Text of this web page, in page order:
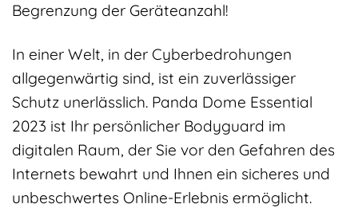
Begrenzung der Geräteanzahl!
In einer Welt, in der Cyberbedrohungen
allgegenwärtig sind, ist ein zuverlässiger
Schutz unerlässlich. Panda Dome Essential
2023 ist Ihr persönlicher Bodyguard im
digitalen Raum, der Sie vor den Gefahren des
Internets bewahrt und Ihnen ein sicheres und
unbeschwertes Online-Erlebnis ermöglicht.